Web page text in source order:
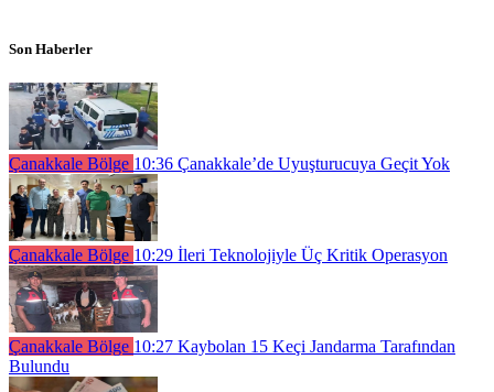
Son Haberler
Çanakkale Bölge 10:36 Çanakkale’de Uyuşturucuya Geçit Yok
Çanakkale Bölge 10:29 İleri Teknolojiyle Üç Kritik Operasyon
Çanakkale Bölge 10:27 Kaybolan 15 Keçi Jandarma Tarafından
Bulundu